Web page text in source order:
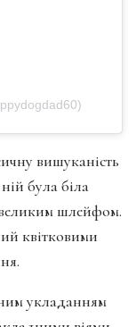
вишуканість
була біла
шлейфом.
квітковими
укладанням